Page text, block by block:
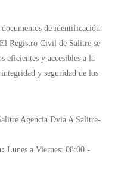
de identificación
Registro Civil de Salitre se
eficientes y accesibles a la
y seguridad de los
Agencia Dvia A Salitre-
Lunes a Viernes: 08:00 -